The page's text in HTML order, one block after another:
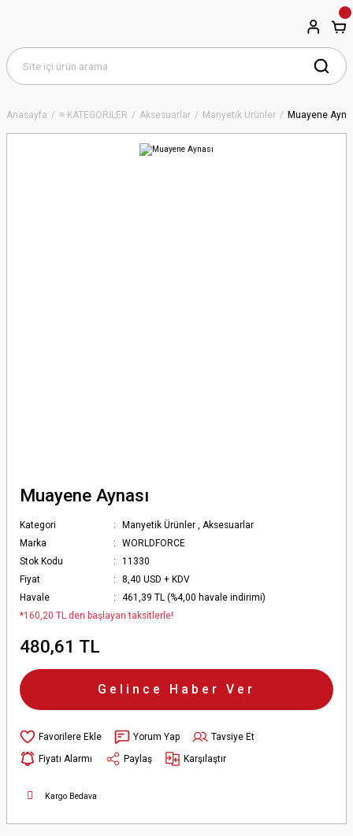
Anasayfa ≡ KATEGORİLER Aksesuarlar Manyetik Ürünler Muayene
Muayene Aynası
Kategori Manyetik Ürünler ,Aksesuarlar
Marka
WORLDFORCE
Stok Kodu
11330
Fiyat
8,40 USD + KDV
Havale
461,39 TL (%4,00 havale indirimi)
*160,20 TL den başlayan taksitlerle!
480,61 TL
Gelince Haber Ver
Yorum Yap
Tavsiye Et
Fiyatı Alarmı
Paylaş Karşılaştır
Kargo Bedava